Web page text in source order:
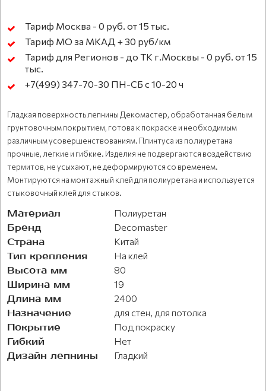
Тариф Москва - 0 руб. от 15 тыс.
Тариф МО за МКАД + 30 руб/км
Тариф для Регионов - до ТК г.Москвы - 0 руб. от 15
тыс.
+7(499) 347-70-30 ПН-СБ с 10-20 ч
Гладкая поверхность лепнины Декомастер, обработанная белым
грунтовочным покрытием, готова к покраске и необходимым
различным усовершенствованиям. Плинтуса из полиуретана
прочные, легкие и гибкие. Изделия не подвергаются воздействию
термитов, не усыхают, не деформируются со временем.
Монтируются на монтажный клей для полиуретана и используется
стыковочный клей для стыков.
Материал Полиуретан
Бренд Decomaster
Страна Китай
Тип крепления На клей
Высота мм 80
Ширина мм 19
Длина мм 2400
Назначение для стен, для потолка
Покрытие Под покраску
Гибкий Нет
Дизайн лепнины Гладкий